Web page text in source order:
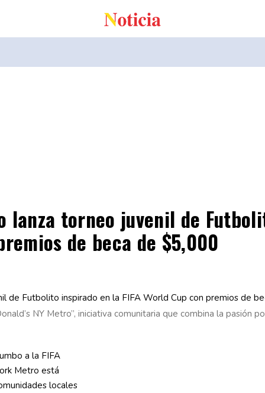
lanza torneo juvenil de
de beca de $5,000
NY Metro”, iniciativa comunitaria que combina la pasión
a la FIFA
Metro está
locales